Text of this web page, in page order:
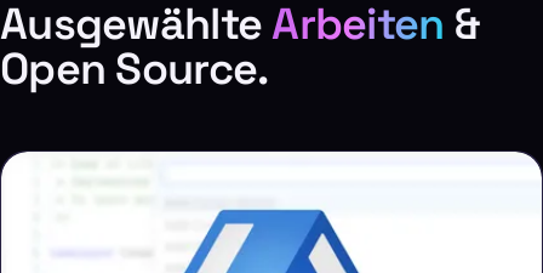
AusgewählteArbeiten &
Open Source.